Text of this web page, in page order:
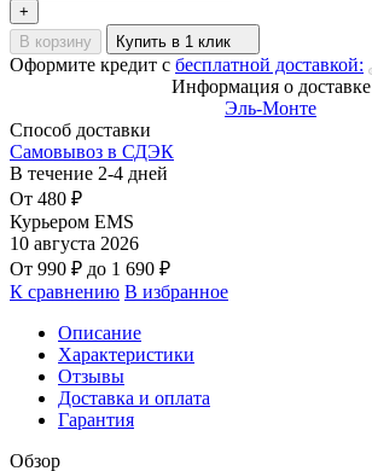
+
В корзину
Купить в 1 клик
Оформите кредит с бесплатной доставкой:
Информация о доставке
Эль-Монте
Способ доставки
Самовывоз в СДЭК
В течение 2-4 дней
От 480 ₽
Курьером EMS
10 августа 2026
От 990 ₽ до 1 690 ₽
К сравнению В избранное
Описание
Характеристики
Отзывы
Доставка и оплата
Гарантия
Обзор